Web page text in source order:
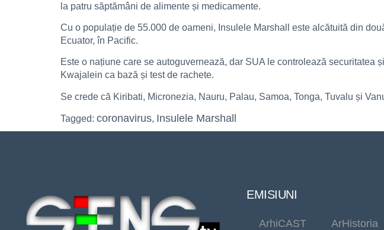
la patru săptămâni de alimente și medicamente.
Cu o populație de 55.000 de oameni, Insulele Marshall este alcătuită din
Ecuator, în Pacific.
Este o națiune care se autoguvernează, dar SUA le controlează
Kwajalein ca bază și test de rachete.
Se crede că Kiribati, Micronezia, Nauru, Palau, Samoa, Tonga, Tuvalu și
Tagged: coronavirus, Insulele Marshall
EMISIUNI
ArhiCAST
ArHistoria